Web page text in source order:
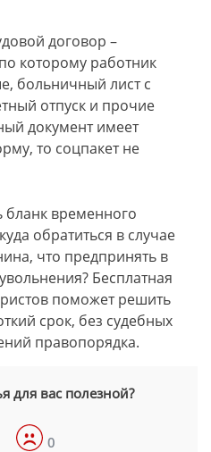
договор –
которому работник
больничный лист с
отпуск и прочие
документ имеет
то соцпакет не
временного
обратиться в случае
что предпринять в
Бесплатная
поможет решить
срок, без судебных
правопорядка.
для вас полезной?
0